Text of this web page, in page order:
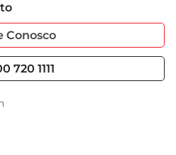
do solo e da
Conosco
720 1111